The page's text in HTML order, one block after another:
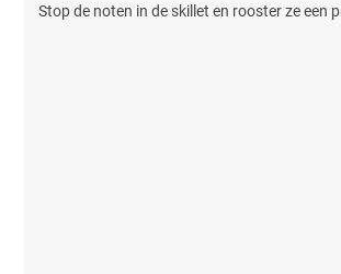
Stop de noten in de skillet en rooster ze een